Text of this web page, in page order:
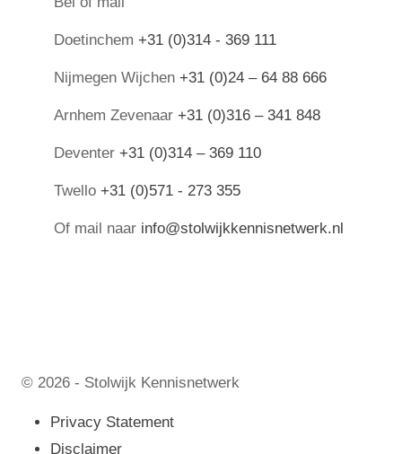
Doetinchem +31 (0)314 - 369 111
Nijmegen Wijchen +31 (0)24 – 64 88 666
Arnhem Zevenaar +31 (0)316 – 341 848
Deventer +31 (0)314 – 369 110
Twello +31 (0)571 - 273 355
Of mail naar info@stolwijkkennisnetwerk.nl
© 2026 - Stolwijk Kennisnetwerk
Privacy Statement
Disclaimer